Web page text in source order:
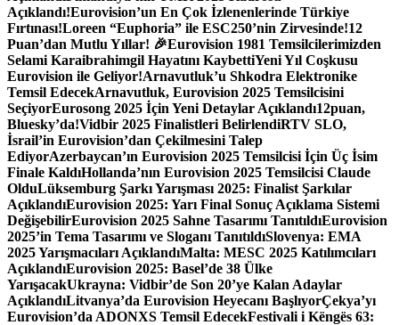
Açıklandı!Eurovision’un En Çok İzlenenlerinde Türkiye
Fırtınası!Loreen “Euphoria” ile ESC250’nin Zirvesinde!12
Puan’dan Mutlu Yıllar! 🎉Eurovision 1981 Temsilcilerimizden
Selami Karaibrahimgil Hayatını KaybettiYeni Yıl Coşkusu
Eurovision ile Geliyor!Arnavutluk’u Shkodra Elektronike
Temsil EdecekArnavutluk, Eurovision 2025 Temsilcisini
SeçiyorEurosong 2025 İçin Yeni Detaylar Açıklandı12puan,
Bluesky’da!Vidbir 2025 Finalistleri BelirlendiRTV SLO,
İsrail’in Eurovision’dan Çekilmesini Talep
EdiyorAzerbaycan’ın Eurovision 2025 Temsilcisi İçin Üç İsim
Finale KaldıHollanda’nın Eurovision 2025 Temsilcisi Claude
OlduLüksemburg Şarkı Yarışması 2025: Finalist Şarkılar
AçıklandıEurovision 2025: Yarı Final Sonuç Açıklama Sistemi
DeğişebilirEurovision 2025 Sahne Tasarımı TanıtıldıEurovision
2025’in Tema Tasarımı ve Sloganı TanıtıldıSlovenya: EMA
2025 Yarışmacıları AçıklandıMalta: MESC 2025 Katılımcıları
AçıklandıEurovision 2025: Basel’de 38 Ülke
YarışacakUkrayna: Vidbir’de Son 20’ye Kalan Adaylar
AçıklandıLitvanya’da Eurovision Heyecanı BaşlıyorÇekya’yı
Eurovision’da ADONXS Temsil EdecekFestivali i Këngës 63: